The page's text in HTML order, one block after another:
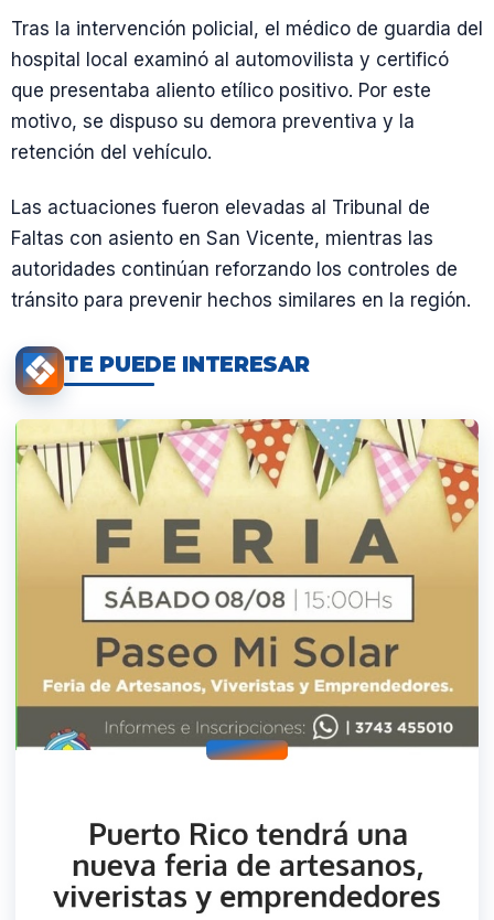
Tras la intervención policial, el médico de guardia del
hospital local examinó al automovilista y certificó
que presentaba aliento etílico positivo. Por este
motivo, se dispuso su demora preventiva y la
retención del vehículo.
Las actuaciones fueron elevadas al Tribunal de
Faltas con asiento en San Vicente, mientras las
autoridades continúan reforzando los controles de
tránsito para prevenir hechos similares en la región.
TE PUEDE INTERESAR